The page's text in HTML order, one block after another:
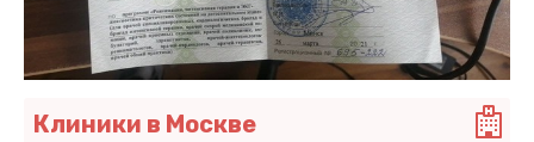
Клиники в Москве